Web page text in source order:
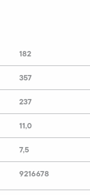
182
357
237
11,0
7,5
9216678